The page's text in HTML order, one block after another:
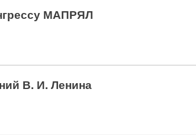
МАПРЯЛ
В. И. Ленина